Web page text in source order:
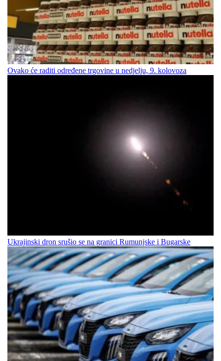
Ovako će raditi određene trgovine u nedjelju, 9. kolovoza
Ukrajinski dron srušio se na granici Rumunjske i Bugarske